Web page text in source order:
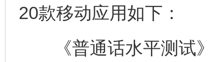
20款移动应用如下：
《普通话水平测试》